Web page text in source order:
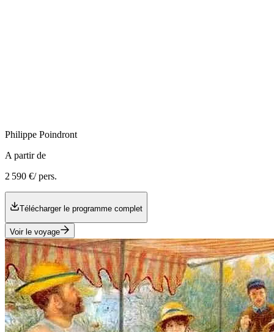
Philippe Poindront
A partir de
2 590 €/ pers.
Télécharger le programme complet
Voir le voyage